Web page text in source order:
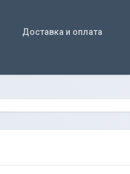
Доставка и оплата